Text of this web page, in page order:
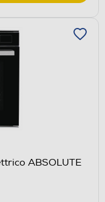
ABSOLUTE